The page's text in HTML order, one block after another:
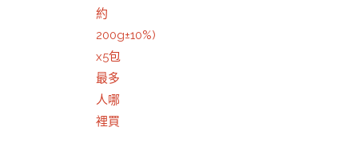
約
200g±10%)
x5包
最多
人哪
裡買